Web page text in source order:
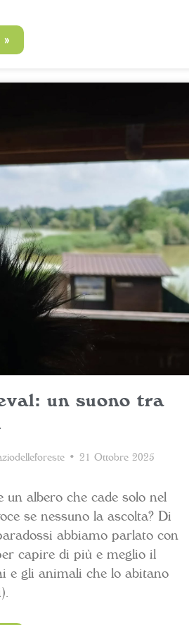
un suono tra
• 21 Ottobre 2025
un albero che cade solo nel
se nessuno la ascolta? Di
abbiamo parlato con
capire di più e meglio il
e gli animali che lo abitano